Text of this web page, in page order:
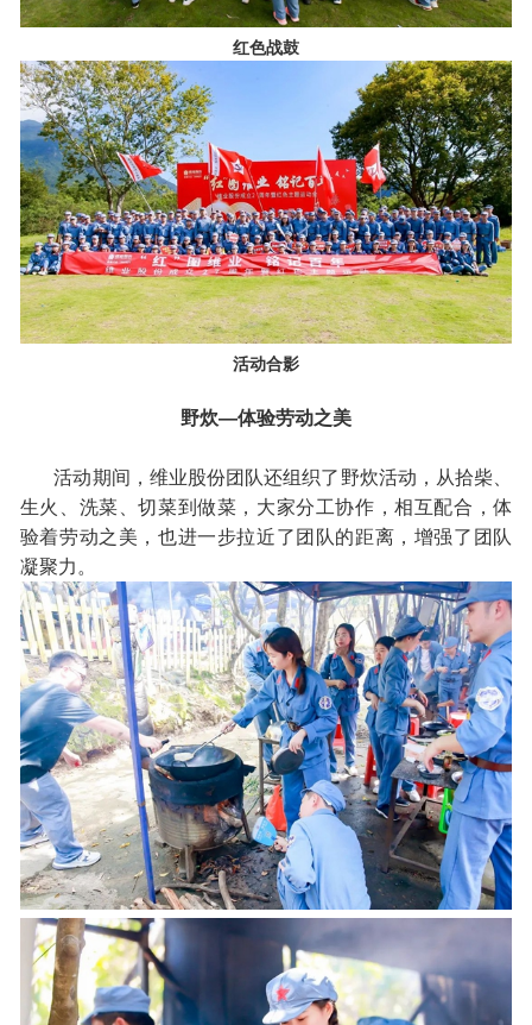
红色战鼓
活动合影
野炊—体验劳动之美
活动期间，维业股份团队还组织了野炊活动，从拾柴、
生火、洗菜、切菜到做菜，大家分工协作，相互配合，体
验着劳动之美，也进一步拉近了团队的距离，增强了团队
凝聚力。